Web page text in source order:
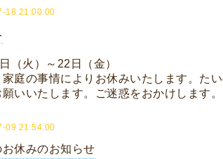
18 21:00:00
（火）～22日（金）
家庭の事情によりお休みいたします。た
願いいたします。ご迷惑をおかけします
09 21:54:00
お休みのお知らせ